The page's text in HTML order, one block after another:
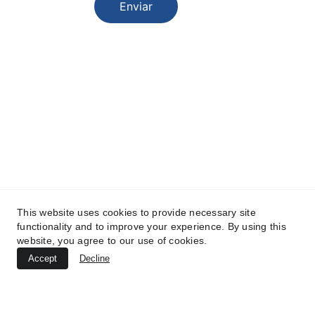
Enviar
© 2025.The hire centre All rights reserved
This website uses cookies to provide necessary site
functionality and to improve your experience. By using this
website, you agree to our use of cookies.
Accept Decline